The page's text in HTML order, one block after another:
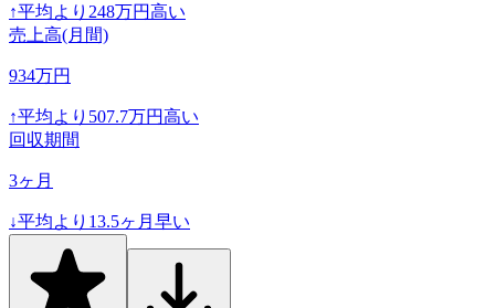
↑平均より 248万円高い
売上高(月間)
934万円
↑平均より 507.7万円高い
回収期間
3ヶ月
↓平均より 13.5ヶ月早い